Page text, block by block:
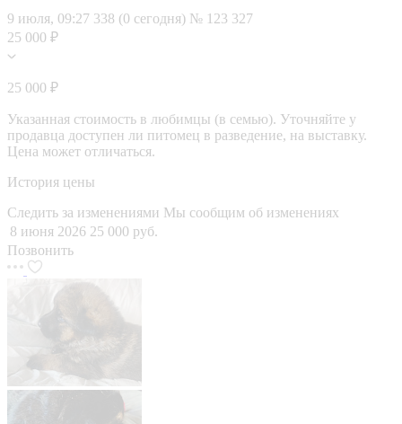
9 июля, 09:27 338 (0 сегодня) № 123 327
25 000 ₽
25 000 ₽
Указанная стоимость в любимцы (в семью). Уточняйте у
продавца доступен ли питомец в разведение, на выставку.
Цена может отличаться.
История цены
Следить за изменениями Мы сообщим об изменениях
8 июня 2026 25 000 руб.
Позвонить